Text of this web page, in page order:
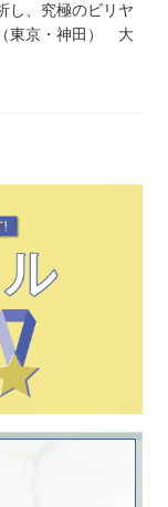
し、究極のビリヤ
東京・神田） 大